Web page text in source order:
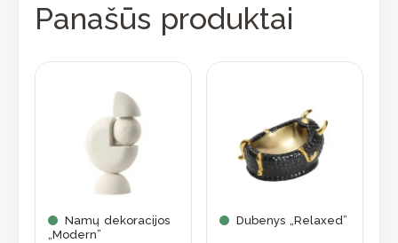
Panašūs produktai
Namų dekoracijos
„Modern”
Dubenys „Relaxed”